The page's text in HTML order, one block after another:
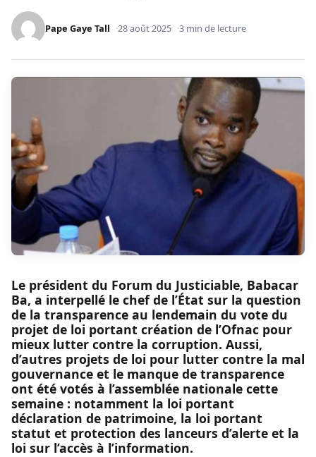
Pape Gaye Tall 28 août 2025 3 min de lecture
Le président du Forum du Justiciable, Babacar
Ba, a interpellé le chef de l’État sur la question
de la transparence au lendemain du vote du
projet de loi portant création de l’Ofnac pour
mieux lutter contre la corruption. Aussi,
d’autres projets de loi pour lutter contre la mal
gouvernance et le manque de transparence
ont été votés à l’assemblée nationale cette
semaine : notamment la loi portant
déclaration de patrimoine, la loi portant
statut et protection des lanceurs d’alerte et la
loi sur l’accès à l’information.